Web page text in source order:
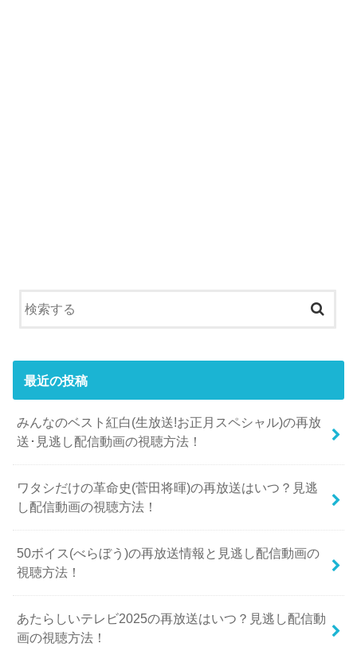
最近の投稿
みんなのベスト紅白(生放送!お正月スペシャル)の再放
送･見逃し配信動画の視聴方法！
ワタシだけの革命史(菅田将暉)の再放送はいつ？見逃
し配信動画の視聴方法！
50ボイス(べらぼう)の再放送情報と見逃し配信動画の
視聴方法！
あたらしいテレビ2025の再放送はいつ？見逃し配信動
画の視聴方法！